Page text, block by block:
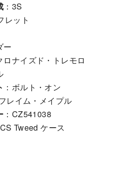
：3S
レット
ー
ロナイズド・トレモロ
：ボルト・オン
レイム・メイプル
：CZ541038
Tweed ケース